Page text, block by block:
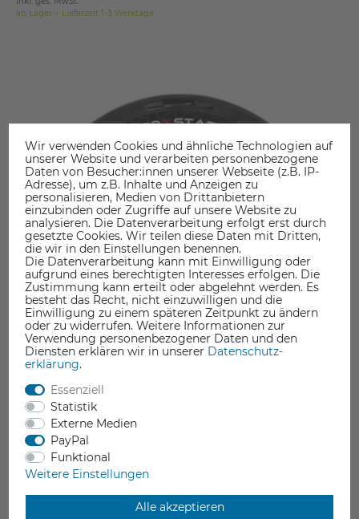
ab Lager > Lieferzeit 1-3 Werktage
3DXTech 3DXSTAT ESD-Flex TPU [90A]
Wir verwenden Cookies und ähnliche Technologien auf
unserer Website und verarbeiten personenbezogene
Daten von Besucher:innen unserer Webseite (z.B. IP-
Adresse), um z.B. Inhalte und Anzeigen zu
personalisieren, Medien von Drittanbietern
einzubinden oder Zugriffe auf unsere Website zu
analysieren. Die Datenverarbeitung erfolgt erst durch
gesetzte Cookies. Wir teilen diese Daten mit Dritten,
die wir in den Einstellungen benennen.
Die Datenverarbeitung kann mit Einwilligung oder
aufgrund eines berechtigten Interesses erfolgen. Die
Zustimmung kann erteilt oder abgelehnt werden. Es
besteht das Recht, nicht einzuwilligen und die
Einwilligung zu einem späteren Zeitpunkt zu ändern
oder zu widerrufen. Weitere Informationen zur
Verwendung personenbezogener Daten und den
Diensten erklären wir in unserer Daten­schutz­
erklärung.
Essenziell
Statistik
Externe Medien
PayPal
Funktional
Weitere Einstellungen
Alle akzeptieren